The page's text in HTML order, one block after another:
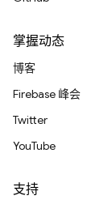
掌握动态
博客
Firebase 峰会
Twitter
YouTube
支持